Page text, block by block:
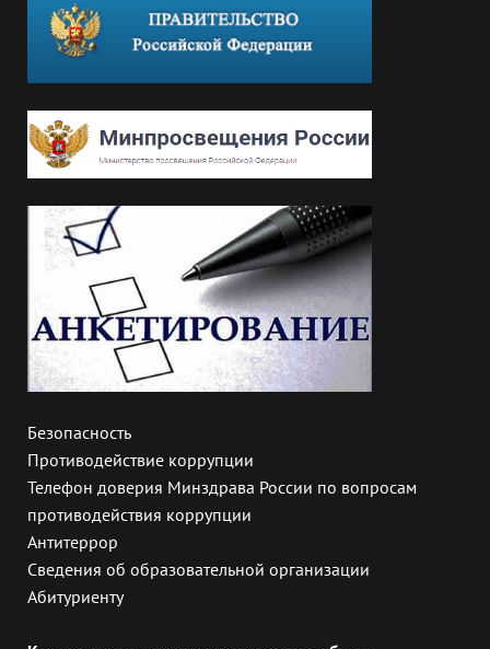
Безопасность
Противодействие коррупции
Телефон доверия Минздрава России по вопросам
противодействия коррупции
Антитеррор
Сведения об образовательной организации
Абитуриенту